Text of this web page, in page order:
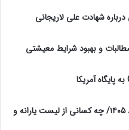
شهادت علی لاریجانی
و بهبود شرایط معیشتی
آغاز قطع یارانه نقدی و کالابرگ از مرداد ۱۴۰۵/ چه کسانی از لیست یارانه و